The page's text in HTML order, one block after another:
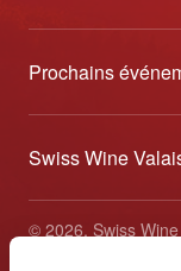
À propos
Partenaires
Prochains
Tavolata des Vins
Sélection des Vins
Swiss Wine
Avenue de la Gare
© 2026, Swiss